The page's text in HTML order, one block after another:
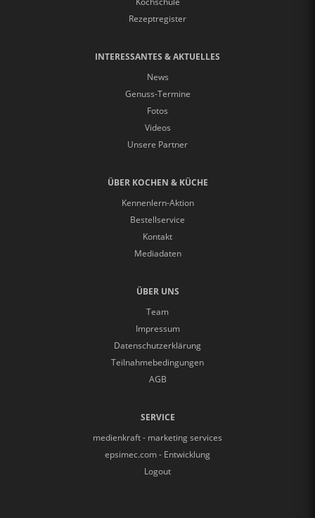
Rezeptregister
INTERESSANTES & AKTUELLES
News
Genuss-Termine
Fotos
Videos
Unsere Partner
ÜBER KOCHEN & KÜCHE
Kennenlern-Aktion
Bestellservice
Kontakt
Mediadaten
ÜBER UNS
Team
Impressum
Datenschutzerklärung
Teilnahmebedingungen
AGB
SERVICE
medienkraft - marketing services
epsimec.com - Entwicklung
Logout